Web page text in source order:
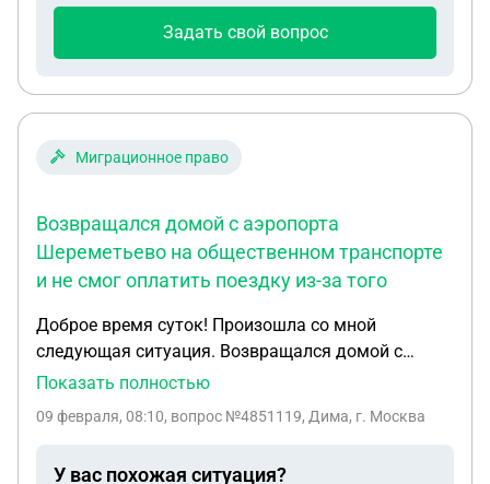
Задать свой вопрос
Миграционное право
Возвращался домой с аэропорта
Шереметьево на общественном транспорте
и не смог оплатить поездку из-за того
Доброе время суток! Произошла со мной
следующая ситуация. Возвращался домой с
аэропорта Шереметьево на общественном
что не было проездной карты , внутри автобуса
Показать полностью
09 февраля, 08:10, вопрос №4851119, Дима, г. Москва
У вас похожая ситуация?